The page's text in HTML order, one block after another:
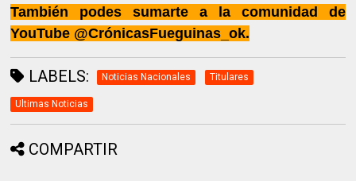
También podes sumarte a la comunidad de
YouTube @CrónicasFueguinas_ok.
LABELS: Noticias Nacionales Titulares
Ultimas Noticias
COMPARTIR